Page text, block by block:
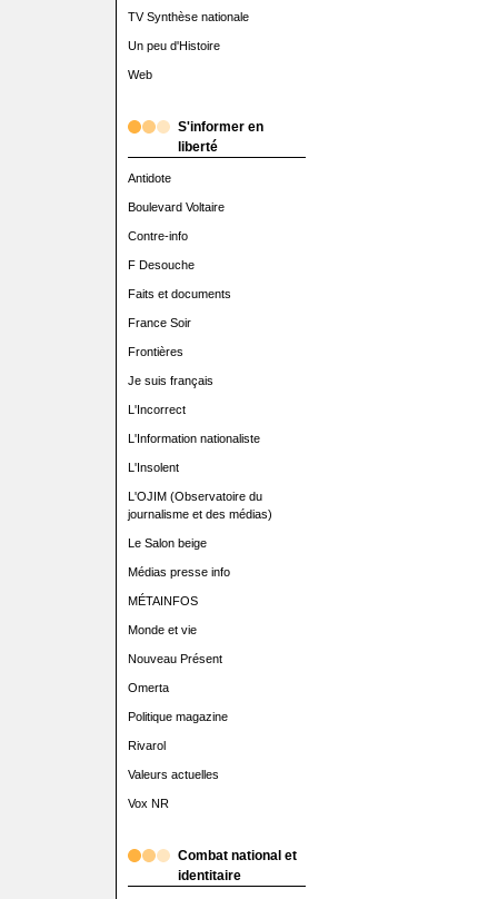
TV Synthèse nationale
Un peu d'Histoire
Web
S'informer en
liberté
Antidote
Boulevard Voltaire
Contre-info
F Desouche
Faits et documents
France Soir
Frontières
Je suis français
L'Incorrect
L'Information nationaliste
L'Insolent
L'OJIM (Observatoire du
journalisme et des médias)
Le Salon beige
Médias presse info
MÉTAINFOS
Monde et vie
Nouveau Présent
Omerta
Politique magazine
Rivarol
Valeurs actuelles
Vox NR
Combat national et
identitaire